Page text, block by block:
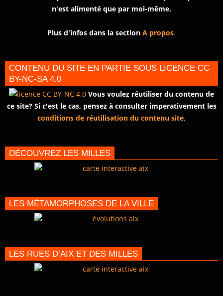
n'est alimenté que par moi-même.
Plus d'infos dans la section A propos.
CONTENU DU SITE EN PARTIE SOUS LICENCE CC
BY-NC-SA 4.0
Vous voulez réutiliser du contenu de
ce site? Si c'est le cas, pensez à consulter imperativement les
conditions de réutilisation du contenu site.
DÉCOUVREZ LES MILLES
LES MÉTAMORPHOSES DE LA VILLE
LES RUES D’AIX ET DES MILLES